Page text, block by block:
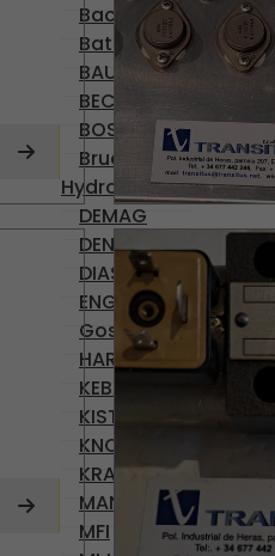
Bachmann
Battenfeld
BAUMULLER
BECKHOFF
BOSCH
Brueninghaus
Hydromatik
DEMAG
DENISON
DIAS
ENGEL
Gossen
HARMONIC DRIVE AG
KEBA
KISTLER
KNODLER
KRAUSS-MAFFEI
MANNESMAN
MFI